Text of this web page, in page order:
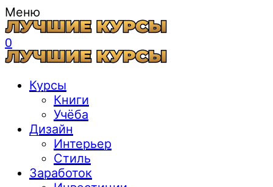
Меню
0
Курсы
Книги
Учёба
Дизайн
Интерьер
Стиль
Заработок